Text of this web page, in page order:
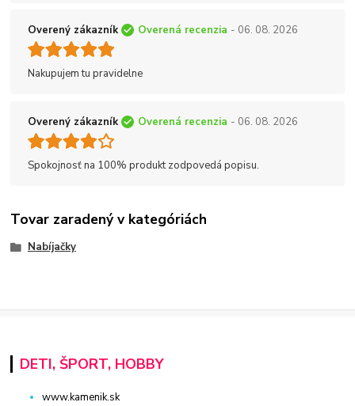
Overený zákazník Overená recenzia - 06. 08. 2026
Nakupujem tu pravidelne
Overený zákazník Overená recenzia - 06. 08. 2026
Spokojnosť na 100% produkt zodpovedá popisu.
Tovar zaradený v kategóriách
Nabíjačky
DETI, ŠPORT, HOBBY
www.kamenik.sk